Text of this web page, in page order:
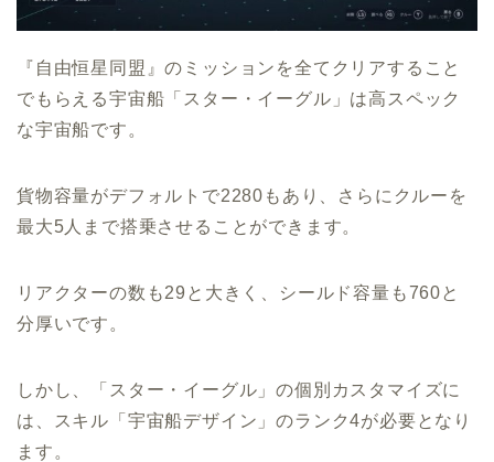
『自由恒星同盟』のミッションを全てクリアすること
でもらえる宇宙船「スター・イーグル」は高スペック
な宇宙船です。
貨物容量がデフォルトで2280もあり、さらにクルーを
最大5人まで搭乗させることができます。
リアクターの数も29と大きく、シールド容量も760と
分厚いです。
しかし、「スター・イーグル」の個別カスタマイズに
は、スキル「宇宙船デザイン」のランク4が必要となり
ます。